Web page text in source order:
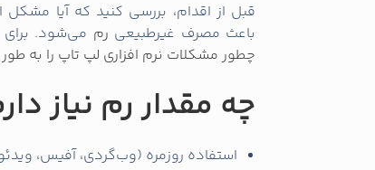
قبل از اقدام، بررسی کنید که آیا مشکل
باعث مصرف غیرطبیعی رم می‌شود. برای
چطور مشکلات نرم‌ افزاری لپ تاپ را به
چه مقدار رم نیاز
استفاده روزمره (وب‌گردی، آفیس، ویدئو): 8 گیگابایت حداقل مناسب